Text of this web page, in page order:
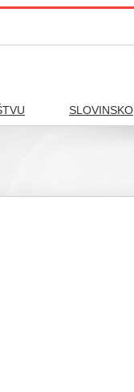
SLOVINSKO